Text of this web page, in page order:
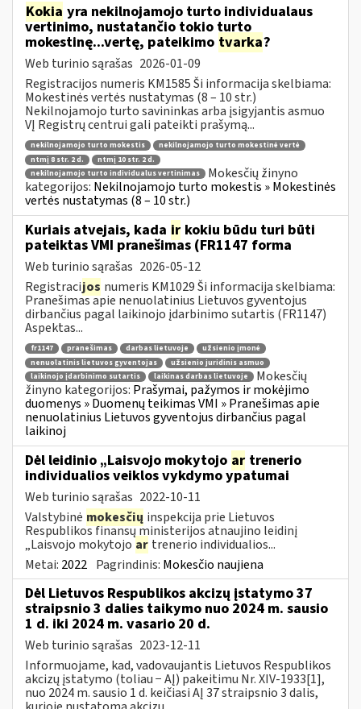
Kokia yra nekilnojamojo turto individualaus
vertinimo, nustatančio tokio turto
mokestinę...vertę, pateikimo tvarka?
Web turinio sąrašas 2026-01-09
Registracijos numeris KM1585 Ši informacija skelbiama:
Mokestinės vertės nustatymas (8 – 10 str.)
Nekilnojamojo turto savininkas arba įsigyjantis asmuo
VĮ Registrų centrui gali pateikti prašymą...
nekilnojamojo turto mokestis
nekilnojamojo turto mokestinė vertė
ntmį 8 str. 2 d.
ntmį 10 str. 2 d.
nekilnojamojo turto individualus vertinimas
Mokesčių žinyno
kategorijos: Nekilnojamojo turto mokestis » Mokestinės
vertės nustatymas (8 – 10 str.)
Kuriais atvejais, kada ir kokiu būdu turi būti
pateiktas VMI pranešimas (FR1147 forma
Web turinio sąrašas 2026-05-12
Registracijos numeris KM1029 Ši informacija skelbiama:
Pranešimas apie nenuolatinius Lietuvos gyventojus
dirbančius pagal laikinojo įdarbinimo sutartis (FR1147)
Aspektas...
fr1147 pranešimas darbas lietuvoje
užsienio įmonė
nenuolatinis lietuvos gyventojas
užsienio juridinis asmuo
laikinojo įdarbinimo sutartis
laikinas darbas lietuvoje
Mokesčių
žinyno kategorijos: Prašymai, pažymos ir mokėjimo
duomenys » Duomenų teikimas VMI » Pranešimas apie
nenuolatinius Lietuvos gyventojus dirbančius pagal
laikinoj
Dėl leidinio „Laisvojo mokytojo ar trenerio
individualios veiklos vykdymo ypatumai
Web turinio sąrašas 2022-10-11
Valstybinė mokesčių inspekcija prie Lietuvos
Respublikos finansų ministerijos atnaujino leidinį
„Laisvojo mokytojo ar trenerio individualios...
Metai: 2022 Pagrindinis: Mokesčio naujiena
Dėl Lietuvos Respublikos akcizų įstatymo 37
straipsnio 3 dalies taikymo nuo 2024 m. sausio
1 d. iki 2024 m. vasario 20 d.
Web turinio sąrašas 2023-12-11
Informuojame, kad, vadovaujantis Lietuvos Respublikos
akcizų įstatymo (toliau − AĮ) pakeitimu Nr. XIV-1933[1],
nuo 2024 m. sausio 1 d. keičiasi AĮ 37 straipsnio 3 dalis,